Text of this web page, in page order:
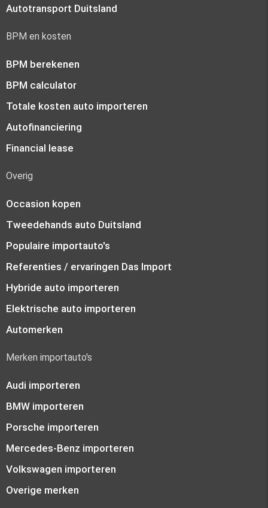
Autotransport Duitsland
BPM en kosten
BPM berekenen
BPM calculator
Totale kosten auto importeren
Autofinanciering
Financial lease
Overig
Occasion kopen
Tweedehands auto Duitsland
Populaire importauto's
Referenties / ervaringen Das Import
Hybride auto importeren
Elektrische auto importeren
Automerken
Merken importauto's
Audi importeren
BMW importeren
Porsche importeren
Mercedes-Benz importeren
Volkswagen importeren
Overige merken